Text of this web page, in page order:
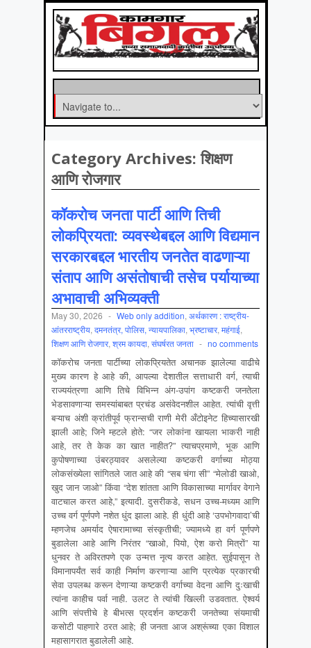
Category Archives:शिक्षण
आणि रोजगार
कॉकरोच जनता पार्टी आणि तिची
लोकप्रियता: व्यवस्थेबद्दल आणि विद्यमान
सरकारबद्दल भारतीय जनतेत वाढणाऱ्या
संताप आणि असंतोषाची तसेच पर्यायाच्या
अभावाची अभिव्यक्ती
May 30, 2026 - Web only addition, अर्थकारण : राष्ट्रीय-
आंतरराष्ट्रीय, दमनतंत्र, पोलिस, न्यायपालिका, भ्रष्टाचार, महंगाई,
शिक्षण आणि रोजगार, श्रम कायदा, संघर्षरत जनता - no comments
कॉकरोच जनता पार्टीच्या लोकप्रियतेत अचानक झालेल्या वाढीचे
मुख्य कारण हे आहे की, आपल्या देशातील सत्ताधारी वर्ग, त्याची
राज्ययंत्रणा आणि तिचे विभिन्न अंग-उपांग कष्टकरी जनतेला
भेडसावणाऱ्या समस्यांबाबत प्रचंड असंवेदनशील आहेत. त्यांची वृत्ती
बऱ्याच अंशी क्रांतीपूर्व फ्रान्सची राणी मेरी अँटोइनेट हिच्यासारखी
झाली आहे; जिने म्हटले होते: “जर लोकांना खायला भाकरी नाही
आहे, तर ते केक का खात नाहीत?” त्याचप्रमाणे, भूक आणि
कुपोषणाच्या उंबरठ्यावर असलेल्या कष्टकरी वर्गाच्या मोठ्या
लोकसंख्येला सांगितले जात आहे की “सब चंगा सी” “मेलोडी खाओ,
खुद जान जाओ” किंवा “देश शांतता आणि विकासाच्या मार्गावर वेगाने
वाटचाल करत आहे,” इत्यादी. दुसरीकडे, सधन उच्च-मध्यम आणि
उच्च वर्ग पूर्णपणे नशेत धुंद झाला आहे. ही धुंदी आहे ‘उपभोगवादा’ची
म्हणजेच अमर्याद ऐषारामाच्या संस्कृतीची; ज्यामध्ये हा वर्ग पूर्णपणे
बुडालेला आहे आणि निरंतर “खाओ, पियो, ऐश करो मित्रों” या
धुनवर ते अविरतपणे एक उन्मत्त नृत्य करत आहेत. सुईपासून ते
विमानापर्यंत सर्व काही निर्माण करणाऱ्या आणि प्रत्येक प्रकारची
सेवा उपलब्ध करून देणाऱ्या कष्टकरी वर्गाच्या वेदना आणि दुःखाची
त्यांना काहीच पर्वा नाही. उलट ते त्यांची खिल्ली उडवतात. ऐश्वर्य
आणि संपत्तीचे हे बीभत्स प्रदर्शन कष्टकरी जनतेच्या संयमाची
कसोटी पाहणारे ठरत आहे; ही जनता आज अश्रूंच्या एका विशाल
महासागरात बुडालेली आहे.